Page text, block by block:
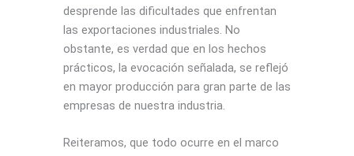
desprende las dificultades que enfrentan
las exportaciones industriales. No
obstante, es verdad que en los hechos
prácticos, la evocación señalada, se reflejó
en mayor producción para gran parte de las
empresas de nuestra industria.
Reiteramos, que todo ocurre en el marco